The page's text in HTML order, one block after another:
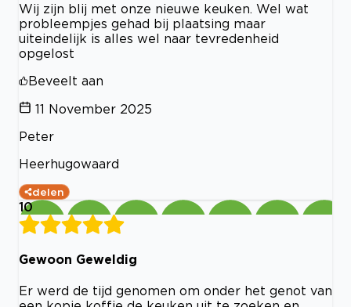
Wij zijn blij met onze nieuwe keuken. Wel wat
probleempjes gehad bij plaatsing maar
uiteindelijk is alles wel naar tevredenheid
opgelost
Beveelt aan
11 November 2025
Peter
Heerhugowaard
delen
10
Gewoon Geweldig
Er werd de tijd genomen om onder het genot van